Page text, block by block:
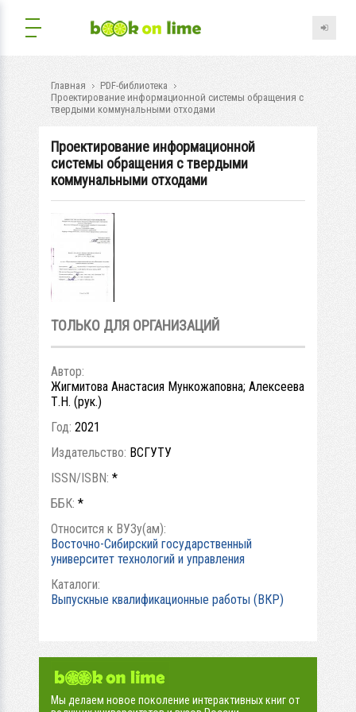
Главная
PDF-библиотека
Проектирование информационной системы обращения с
твердыми коммунальными отходами
Проектирование информационной
системы обращения с твердыми
коммунальными отходами
ТОЛЬКО ДЛЯ ОРГАНИЗАЦИЙ
Автор:
Жигмитова Анастасия Мункожаповна; Алексеева
Т.Н. (рук.)
Год: 2021
Издательство: ВСГУТУ
ISSN/ISBN: *
ББК: *
Относится к ВУЗу(ам):
Восточно-Сибирский государственный
университет технологий и управления
Каталоги:
Выпускные квалификационные работы (ВКР)
Мы делаем новое поколение интерактивных книг от